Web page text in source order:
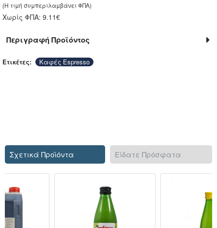
(H τιμή συμπεριλαμβάνει ΦΠΑ)
Χωρίς ΦΠΑ: 9.11€
Περιγραφή Προϊόντος
Ετικέτες: Καφές Espresso
Σχετικά Προϊόντα Είδατε Πρόσφατα